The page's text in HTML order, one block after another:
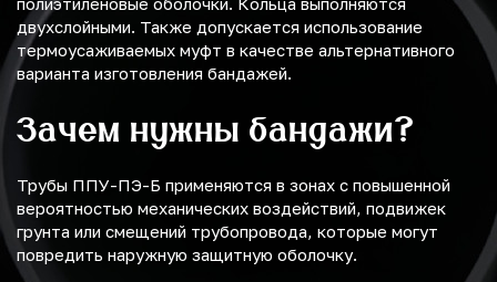
двухслойными. Также допускается использование
термоусаживаемых муфт в качестве альтернативного
варианта изготовления бандажей.
Зачем нужны бандажи?
Трубы ППУ-ПЭ-Б применяются в зонах с повышенной
вероятностью механических воздействий, подвижек
грунта или смещений трубопровода, которые могут
повредить наружную защитную оболочку.